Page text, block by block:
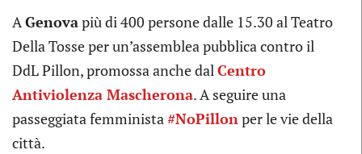
AGenovapiù di 400 persone dalle 15.30 al Teatro
Della Tosse per un’assemblea pubblica contro il
DdL Pillon, promossa anche dalCentro
Antiviolenza Mascherona. A seguire una
passeggiata femminista#NoPillonper le vie della
città.